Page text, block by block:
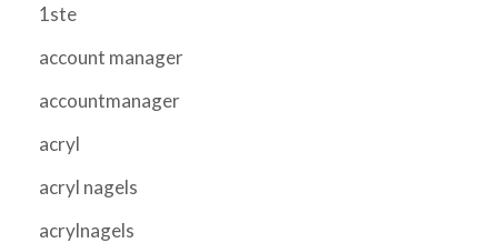
1ste
account manager
accountmanager
acryl
acryl nagels
acrylnagels